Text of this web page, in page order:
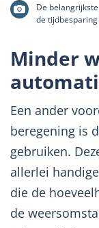
De
de
Minder
Een ander
beregening is
gebruiken.
allerlei
die de
de